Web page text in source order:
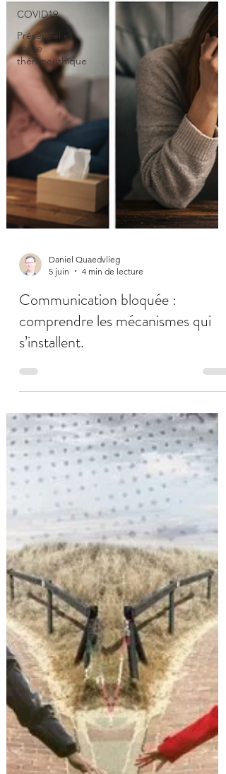
COVID19
Présentiel et
cadre
thérapeuthique
5 juin
4 min de lecture
Communication bloquée :
comprendre les mécanismes qui
s’installent.